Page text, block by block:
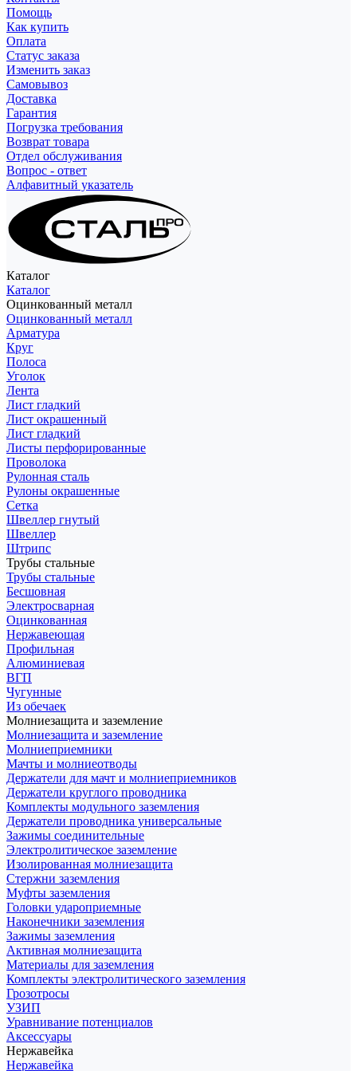
Помощь
Как купить
Оплата
Статус заказа
Изменить заказ
Самовывоз
Доставка
Гарантия
Погрузка требования
Возврат товара
Отдел обслуживания
Вопрос - ответ
Алфавитный указатель
Каталог
Каталог
Оцинкованный металл
Оцинкованный металл
Арматура
Круг
Полоса
Уголок
Лента
Лист гладкий
Лист окрашенный
Лист гладкий
Листы перфорированные
Проволока
Рулонная сталь
Рулоны окрашенные
Сетка
Швеллер гнутый
Швеллер
Штрипс
Трубы стальные
Трубы стальные
Бесшовная
Электросварная
Оцинкованная
Нержавеющая
Профильная
Алюминиевая
ВГП
Чугунные
Из обечаек
Молниезащита и заземление
Молниезащита и заземление
Молниеприемники
Мачты и молниеотводы
Держатели для мачт и молниеприемников
Держатели круглого проводника
Комплекты модульного заземления
Держатели проводника универсальные
Зажимы соединительные
Электролитическое заземление
Изолированная молниезащита
Стержни заземления
Муфты заземления
Головки удароприемные
Наконечники заземления
Зажимы заземления
Активная молниезащита
Материалы для заземления
Комплекты электролитического заземления
Грозотросы
УЗИП
Уравнивание потенциалов
Аксессуары
Нержавейка
Нержавейка